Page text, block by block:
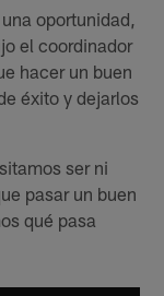
oportunidad,
el coordinador
hacer un buen
éxito y dejarlos
ser ni
pasar un buen
qué pasa